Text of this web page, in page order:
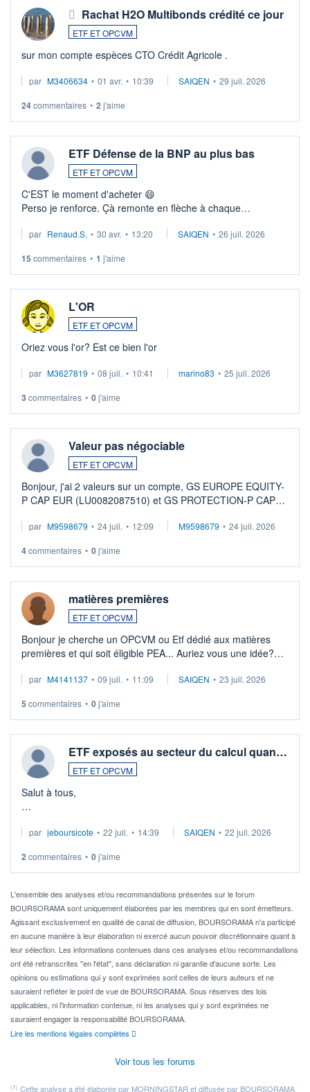
Rachat H2O Multibonds crédité ce jour
ETF ET OPCVM
sur mon compte espèces CTO Crédit Agricole .
par M3406634 • 01 avr. • 10:39 SAIQEN • 29 juil. 2026
24commentaires • 2 j'aime
ETF Défense de la BNP au plus bas
ETF ET OPCVM
C'EST le moment d'acheter 😄​
Perso je renforce. Çà remonte en flèche à chaque
Investissement long terme tip top pour sa retraite.
par Renaud.S. • 30 avr. • 13:20 SAIQEN • 26 juil. 2026
15 commentaires • 1 j'aime
L'OR
ETF ET OPCVM
Oriez vous l'or? Est ce bien l'or
par M3627819 • 08 juil. • 10:41 marino83 • 25 juil. 2026
3 commentaires • 0j'aime
Valeur pas négociable
ETF ET OPCVM
Bonjour, j'ai 2 valeurs sur un compte, GS EUROPE EQUITY-
P CAP EUR (LU0082087510) et GS PROTECTION-P CAP
veux procéder à la vente, on me signale ...
par M9598679 • 24 juil. • 12:09 M9598679 • 24 juil. 2026
4commentaires • 0j'aime
matières premières
ETF ET OPCVM
Bonjour je cherche un OPCVM ou Etf dédié aux matières
premières et qui soit éligible PEA... Auriez vous une idée?
par M4141137 • 09 juil. • 11:09 SAIQEN • 23 juil. 2026
5 commentaires • 0j'aime
ETF exposés au secteur du calcul quan…
ETF ET OPCVM
Salut à tous,
via un ETF plutôt que des actions individuelles.
Idéalement, je voudrais qu'il soit éligible au PEA.
Pour l' ...
par jeboursicote • 22 juil. • 14:39 SAIQEN • 22 juil. 2026
2 commentaires • 0j'aime
L'ensemble des analyses et/ou recommandations présentes sur le forum
BOURSORAMA sont uniquement élaborées par les membres qui en sont émetteurs.
Agissant exclusivement en qualité de canal de diffusion, BOURSORAMA n'a participé
en aucune manière à leur élaboration ni exercé aucun pouvoir discrétionnaire quant à
leur sélection. Les informations contenues dans ces analyses et/ou recommandations
ont été retranscrites "en l'état", sans déclaration ni garantie d'aucune sorte. Les
opinions ou estimations qui y sont exprimées sont celles de leurs auteurs et ne
sauraient refléter le point de vue de BOURSORAMA. Sous réserves des lois
applicables, ni l'information contenue, ni les analyses qui y sont exprimées ne
sauraient engager la responsabilité BOURSORAMA.
Lire les mentions légales complètes
Voir tous les forums
(1) Cette analyse a été élaborée par MORNINGSTAR et diffusée par BOURSORAMA